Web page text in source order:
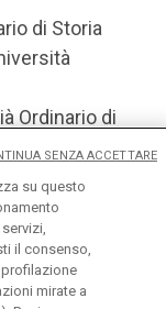
di Storia
Ordinario di
della
del
su questo
il consenso,
mirate a
SENZA ACCETTARE